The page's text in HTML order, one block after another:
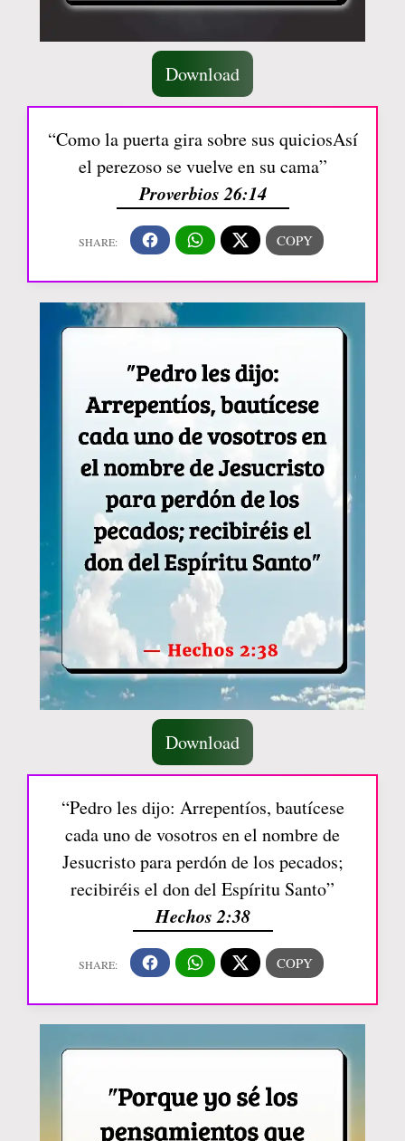
Download
“Como la puerta gira sobre sus quiciosAsí
el perezoso se vuelve en su cama”
Proverbios 26:14
Download
“Pedro les dijo: Arrepentíos, bautícese
cada uno de vosotros en el nombre de
Jesucristo para perdón de los pecados;
recibiréis el don del Espíritu Santo”
Hechos 2:38